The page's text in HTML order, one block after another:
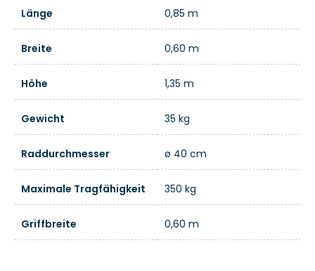
Länge 0,85 m
Breite 0,60 m
Höhe 1,35 m
Gewicht 35 kg
Raddurchmesser ø 40 cm
Maximale Tragfähigkeit 350 kg
Griffbreite 0,60 m